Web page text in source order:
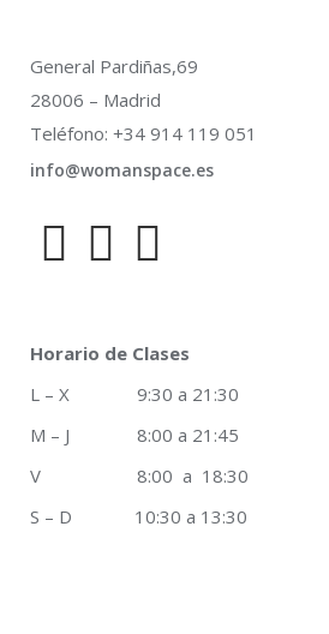
General Pardiñas,69
28006 – Madrid
Teléfono: +34 914 119 051
info@womanspace.es
Horario de Clases
L – X 9:30 a 21:30
M – J 8:00 a 21:45
V 8:00 a 18:30
S – D 10:30 a 13:30